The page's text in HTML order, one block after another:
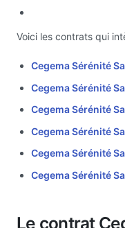
Voici les contrats qui
Cegema Sérénité
Cegema Sérénité
Cegema Sérénité
Cegema Sérénité
Cegema Sérénité
Cegema Sérénité
Le contrat